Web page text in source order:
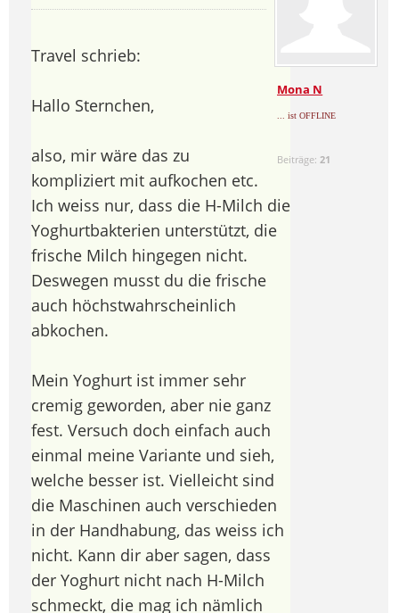
Mona N
... ist OFFLINE
Beiträge: 21
Travel schrieb:
Hallo Sternchen,
also, mir wäre das zu
kompliziert mit aufkochen etc.
Ich weiss nur, dass die H-Milch die
Yoghurtbakterien unterstützt, die
frische Milch hingegen nicht.
Deswegen musst du die frische
auch höchstwahrscheinlich
abkochen.
Mein Yoghurt ist immer sehr
cremig geworden, aber nie ganz
fest. Versuch doch einfach auch
einmal meine Variante und sieh,
welche besser ist. Vielleicht sind
die Maschinen auch verschieden
in der Handhabung, das weiss ich
nicht. Kann dir aber sagen, dass
der Yoghurt nicht nach H-Milch
schmeckt, die mag ich nämlich